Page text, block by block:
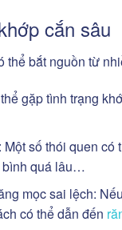
cắn sâu
thể bắt nguồn từ
gặp tình trạng
số thói quen
bình quá lâu…
mọc sai lệch:
có thể dẫn đến